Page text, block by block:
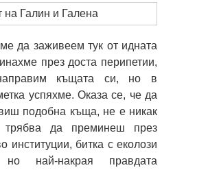
да заживеем тук от идната
през доста перипетии,
къщата си, но в
успяхме. Оказа се, че да
подобна къща, не е никак
да преминеш през
институции, битка с еколози
най-накрая правдата